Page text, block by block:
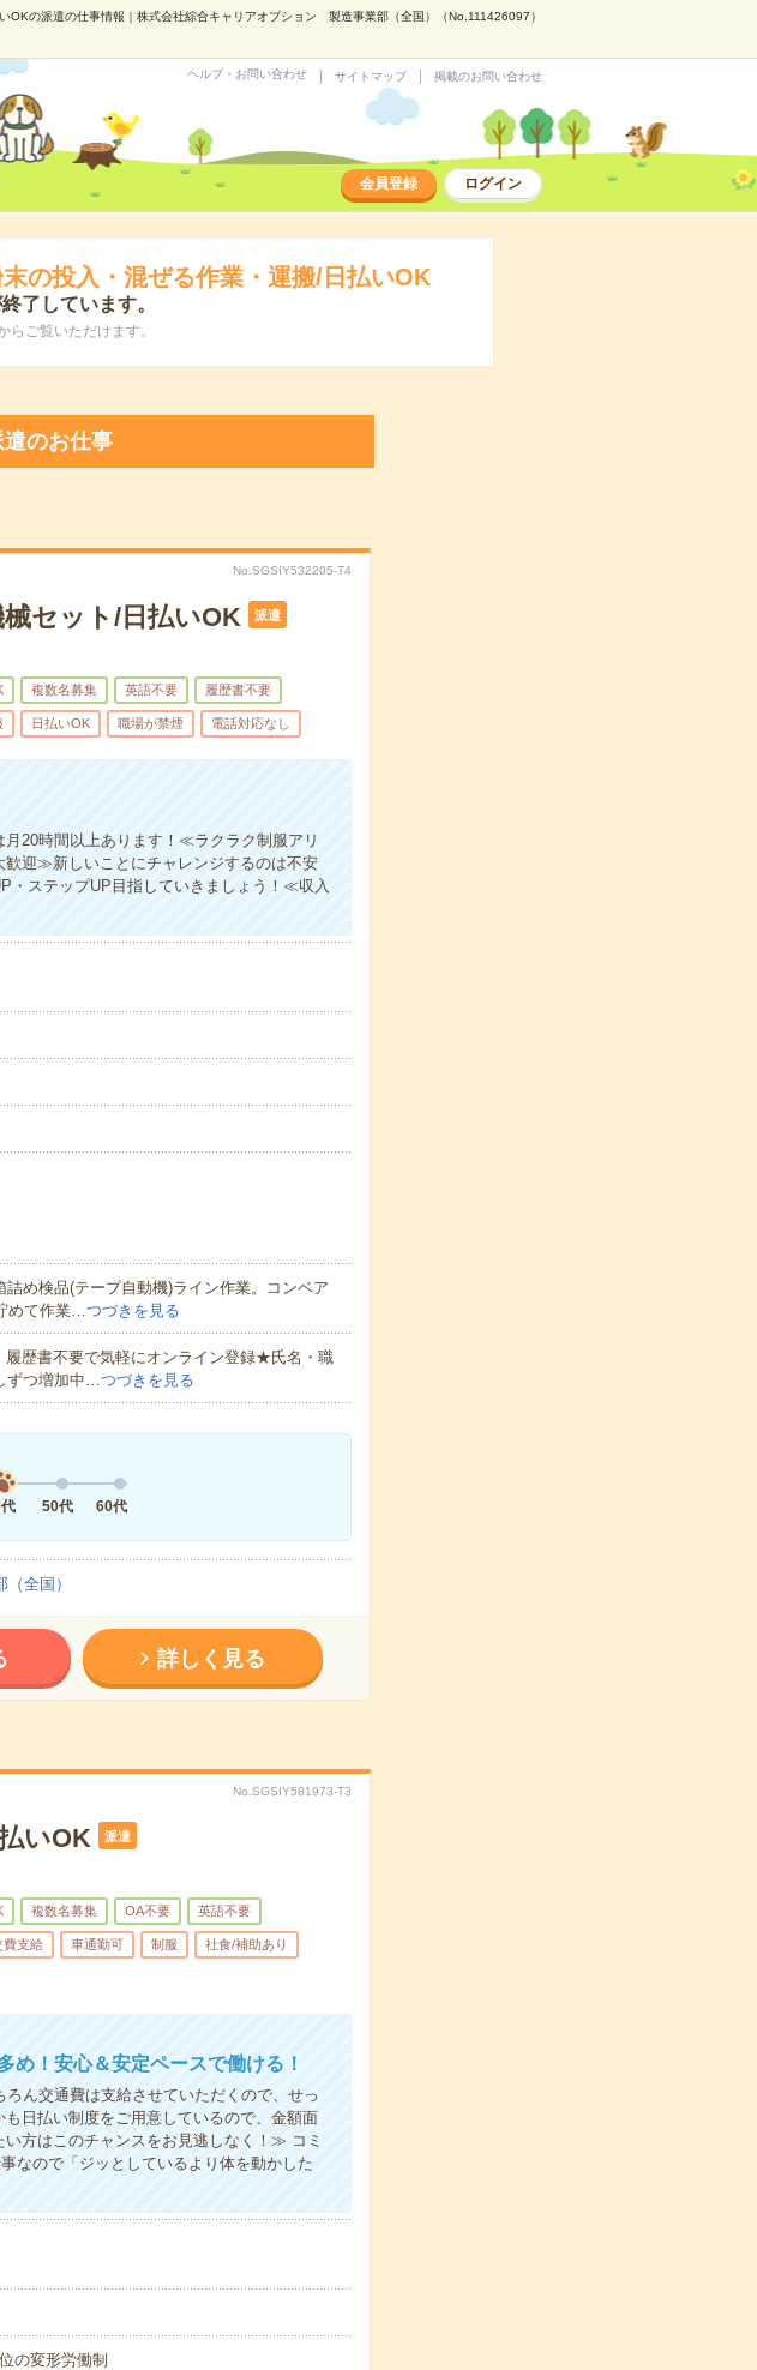
OKの派遣の仕事情報｜株式会社綜合キャリアオプション 製造事業部（全国）（No.111426097）
ヘルプ・お問い合わせ サイトマップ 掲載のお問い合わせ
会員登録 ログイン
の投入・混ぜる作業・運搬/日払いOK
了しています。
ご覧いただけます。
のお仕事
No.SGSIY532205-T4
械セット/日払いOK 派遣
複数名募集 英語不要 履歴書不要
日払いOK 職場が禁煙 電話対応なし
20時間以上あります！≪ラクラク制服アリ
迎≫新しいことにチャレンジするのは不安
・ステップUP目指していきましょう！≪収入
め検品(テープ自動機)ライン作業。コンベア
めて作業…つづきを見る
歴書不要で気軽にオンライン登録★氏名・職
ずつ増加中…つづきを見る
50代 60代
全国）
詳しく見る
No.SGSIY581973-T3
いOK 派遣
複数名募集 OA不要 英語不要
費支給 車通勤可 制服 社食/補助あり
！安心＆安定ペースで働ける！
ん交通費は支給させていただくので、せっ
日払い制度をご用意しているので、金額面
方はこのチャンスをお見逃しなく！≫ コミ
なので「ジッとしているより体を動かした
の変形労働制